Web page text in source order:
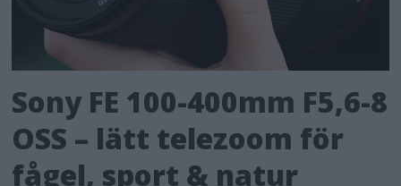
Sony FE 100-400mm F5,6-8
OSS – lätt telezoom för
fågel, sport & natur